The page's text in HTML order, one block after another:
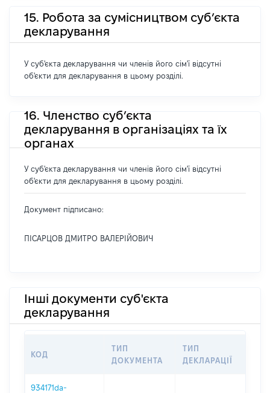
15. Робота за сумісництвом суб’єкта
декларування
У суб'єкта декларування чи членів його сім'ї відсутні
об'єкти для декларування в цьому розділі.
16. Членство суб’єкта
декларування в організаціях та їх
органах
У суб'єкта декларування чи членів його сім'ї відсутні
об'єкти для декларування в цьому розділі.
Документ підписано:
ПІСАРЦОВ ДМИТРО ВАЛЕРІЙОВИЧ
Інші документи суб'єкта
декларування
КОД
ТИП
ДОКУМЕНТА
ТИП
ДЕКЛАРАЦІЇ
934171da-